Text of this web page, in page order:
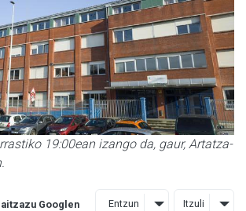
19:00ean izango da, gaur, Artatza-
Googlen Entzun Itzuli